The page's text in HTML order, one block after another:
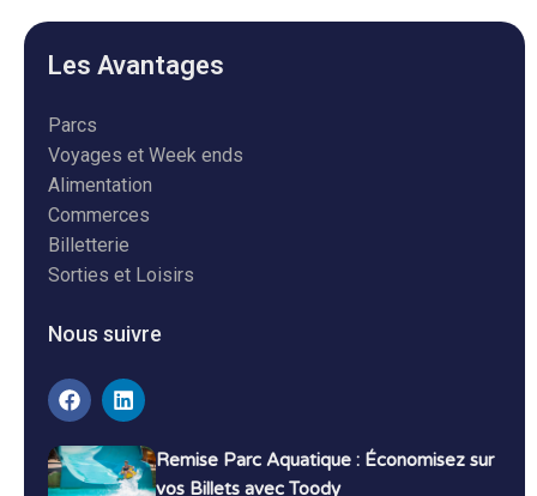
Les Avantages
Parcs
Voyages et Week ends
Alimentation
Commerces
Billetterie
Sorties et Loisirs
Nous suivre
Remise Parc Aquatique : Économisez sur
vos Billets avec Toody